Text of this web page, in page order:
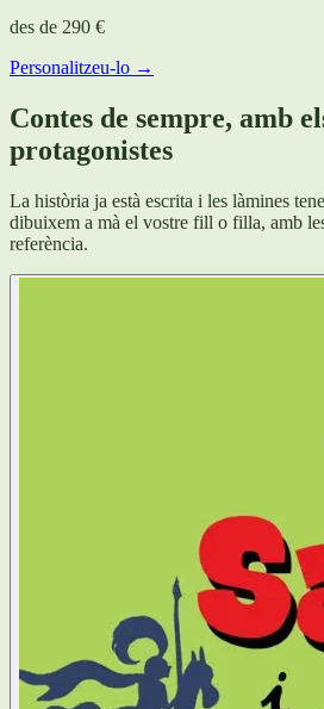
des de 290 €
Personalitzeu-lo →
Contes de sempre, amb
protagonistes
La història ja està escrita i les làmines
dibuixem a mà el vostre fill o filla, amb
referència.